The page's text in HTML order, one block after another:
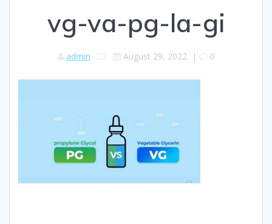
vg-va-pg-la-gi
admin August 29, 2022 | 0